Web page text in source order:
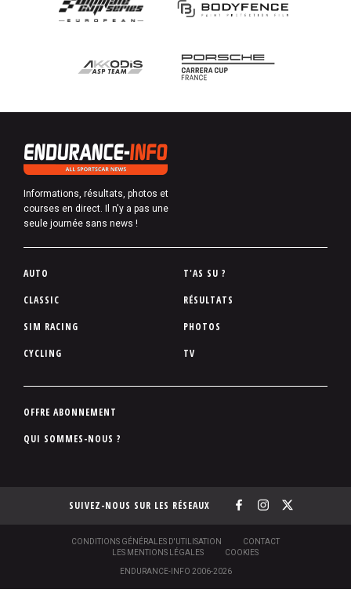
Informations, résultats, photos et
courses en direct. Il n'y a pas une
seule journée sans news !
P
d
d
p
e
AUTO
CLASSIC
SIM RACING
CYCLING
T'AS SU ?
RÉSULTATS
PHOTOS
TV
P
d
p
OFFRE ABONNEMENT
QUI SOMMES-NOUS ?
SUIVEZ-NOUS SUR LES RÉSEAUX
ENDURANCE-INFO 2006-2026
CONDITIONS GÉNÉRALES D'UTILISATION
CONTACT
LES MENTIONS LÉGALES
COOKIES